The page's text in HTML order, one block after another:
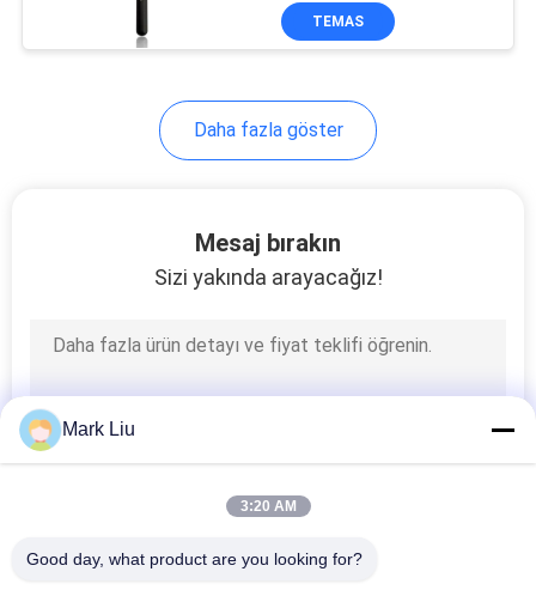
TEMAS
Daha fazla göster
Mesaj bırakın
Sizi yakında arayacağız!
Mark Liu
3:20 AM
Good day, what product are you looking for?